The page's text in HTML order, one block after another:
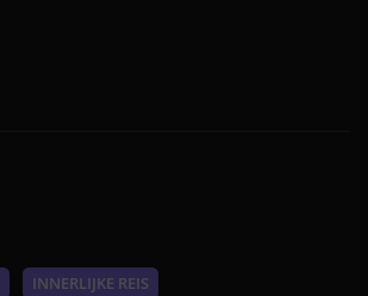
INNERLIJKE REIS